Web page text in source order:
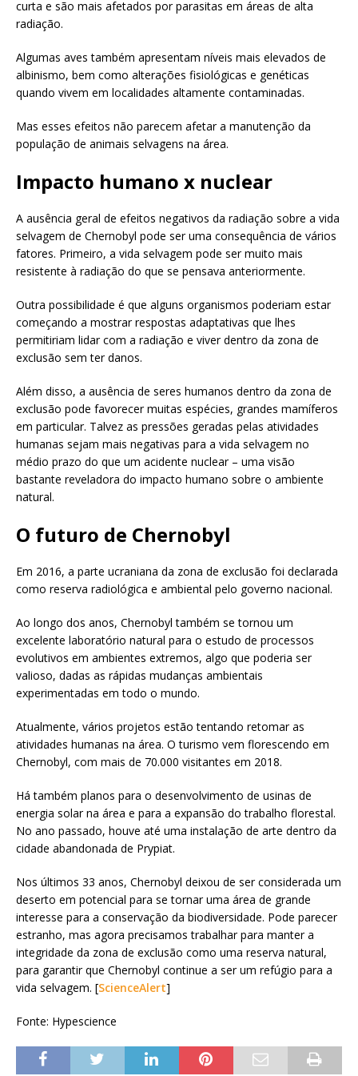
curta e são mais afetados por parasitas em áreas de alta
radiação.
Algumas aves também apresentam níveis mais elevados de
albinismo, bem como alterações fisiológicas e genéticas
quando vivem em localidades altamente contaminadas.
Mas esses efeitos não parecem afetar a manutenção da
população de animais selvagens na área.
Impacto humano x nuclear
A ausência geral de efeitos negativos da radiação sobre a vida
selvagem de Chernobyl pode ser uma consequência de vários
fatores. Primeiro, a vida selvagem pode ser muito mais
resistente à radiação do que se pensava anteriormente.
Outra possibilidade é que alguns organismos poderiam estar
começando a mostrar respostas adaptativas que lhes
permitiriam lidar com a radiação e viver dentro da zona de
exclusão sem ter danos.
Além disso, a ausência de seres humanos dentro da zona de
exclusão pode favorecer muitas espécies, grandes mamíferos
em particular. Talvez as pressões geradas pelas atividades
humanas sejam mais negativas para a vida selvagem no
médio prazo do que um acidente nuclear – uma visão
bastante reveladora do impacto humano sobre o ambiente
natural.
O futuro de Chernobyl
Em 2016, a parte ucraniana da zona de exclusão foi declarada
como reserva radiológica e ambiental pelo governo nacional.
Ao longo dos anos, Chernobyl também se tornou um
excelente laboratório natural para o estudo de processos
evolutivos em ambientes extremos, algo que poderia ser
valioso, dadas as rápidas mudanças ambientais
experimentadas em todo o mundo.
Atualmente, vários projetos estão tentando retomar as
atividades humanas na área. O turismo vem florescendo em
Chernobyl, com mais de 70.000 visitantes em 2018.
Há também planos para o desenvolvimento de usinas de
energia solar na área e para a expansão do trabalho florestal.
No ano passado, houve até uma instalação de arte dentro da
cidade abandonada de Prypiat.
Nos últimos 33 anos, Chernobyl deixou de ser considerada um
deserto em potencial para se tornar uma área de grande
interesse para a conservação da biodiversidade. Pode parecer
estranho, mas agora precisamos trabalhar para manter a
integridade da zona de exclusão como uma reserva natural,
para garantir que Chernobyl continue a ser um refúgio para a
vida selvagem. [ScienceAlert]
Fonte: Hypescience